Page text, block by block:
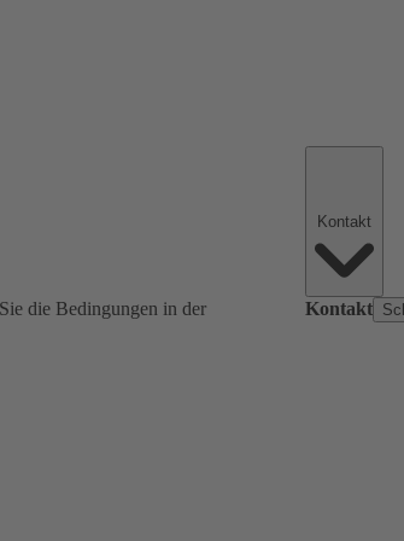
die Bedingungen in der
Kontakt